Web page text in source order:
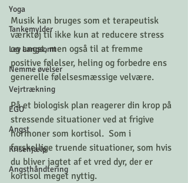
Yoga
Tankemylder
Lev Langsomt
Nemme øvelser
Vejrtrækning
EGO
Angst
Krisehjælp
Angsthåndtering
Musik kan bruges som et terapeutisk
værktøj til ikke kun at reducere stress
og angst, men også til at fremme
positive følelser, heling og forbedre ens
generelle følelsesmæssige velvære.
På et biologisk plan reagerer din krop på
stressende situationer ved at frigive
hormoner som kortisol.  Som i
forskellige truende situationer, som hvis
du bliver jagtet af et vred dyr, der er
kortisol meget nyttig.